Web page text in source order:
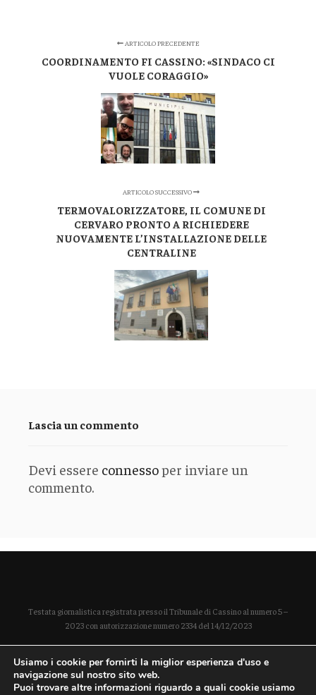
ARTICOLO PRECEDENTE
COORDINAMENTO FI CASSINO: «SINDACO CI
VUOLE CORAGGIO»
ARTICOLO SUCCESSIVO
TERMOVALORIZZATORE, IL COMUNE DI
CERVARO PRONTO A RICHIEDERE
NUOVAMENTE L’INSTALLAZIONE DELLE
CENTRALINE
Lascia un commento
Devi essere connessoper inviare un
commento.
Testata giornalistica registrata presso il Tribunale di Cassino al numero 5 –
2023 con autorizzazione numero 2334 del 14/12/2023
Direttore responsabile Paola Enrica Polidoro
P. IVA 03254490604
Usiamo i cookie per fornirti la miglior esperienza d'uso e
navigazione sul nostro sito web.
Puoi trovare altre informazioni riguardo a quali cookie usiamo